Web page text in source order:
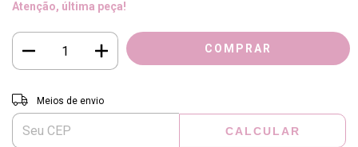
Atenção, última peça!
Entregas para o CEP:
Meios de envio
CALCULAR